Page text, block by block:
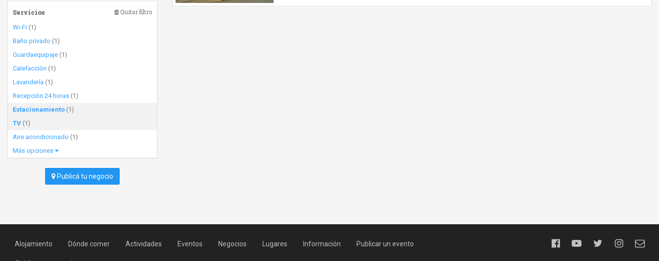
Servicios Quitar filtro
Wi-Fi (1)
Baño privado (1)
Guardaequipaje (1)
Calefacción (1)
Lavandería (1)
Recepción 24 horas (1)
Estacionamiento (1)
TV (1)
Aire acondicionado (1)
Más opciones
Publicá tu negocio
Alojamiento Dónde comer Actividades Eventos Negocios Lugares Información Publicar un evento